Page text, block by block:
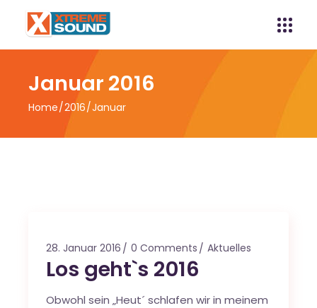
Januar 2016
Home 2016 Januar
28. Januar 2016 0 Comments Aktuelles
Los geht`s 2016
Obwohl sein „Heut´ schlafen wir in meinem